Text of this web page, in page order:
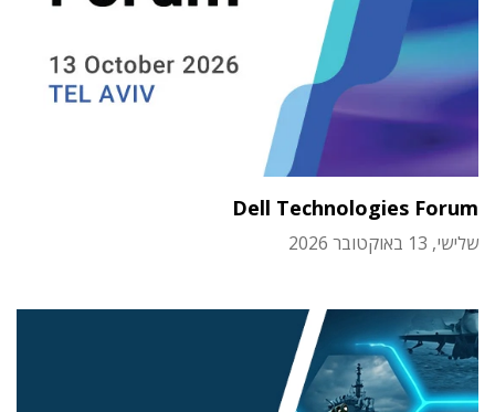
Dell Technologies Forum
שלישי, 13 באוקטובר 2026